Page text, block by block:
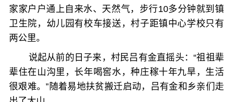
家家户户通上自来水、天然气，步行10多分钟就到镇
卫生院，幼儿园有校车接送，村子距镇中心学校只有
两公里。
说起从前的日子来，村民吕有金直摇头：“祖祖辈
辈住在山沟里，长年喝窖水，种庄稼十年九旱，生活
很艰难。”随着易地扶贫搬迁启动，吕有金和乡亲们走